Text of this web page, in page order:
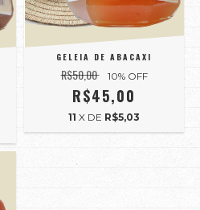
GELEIA DE ABACAXI
R$50,00 10% OFF
R$45,00
11 X DE R$5,03